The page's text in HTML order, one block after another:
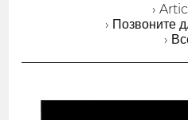
›
› Позвоните
›